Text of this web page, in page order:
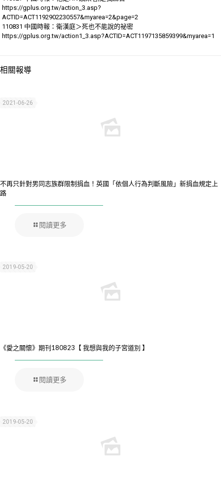
https://gplus.org.tw/action_3.asp?
ACTID=ACT1192902230557&myarea=2&page=2
110831 中國時報：衛漢庭＞死也不能說的祕密
https://gplus.org.tw/action1_3.asp?ACTID=ACT1197135859399&myarea=1
相關報導
2021-06-26
不再只針對男同志族群限制捐血！英國「依個人行為判斷風險」新捐血規定上
路
閱讀更多
2019-05-20
《愛之關懷》期刊180823【 我想與我的子宮道別 】
閱讀更多
2019-05-20